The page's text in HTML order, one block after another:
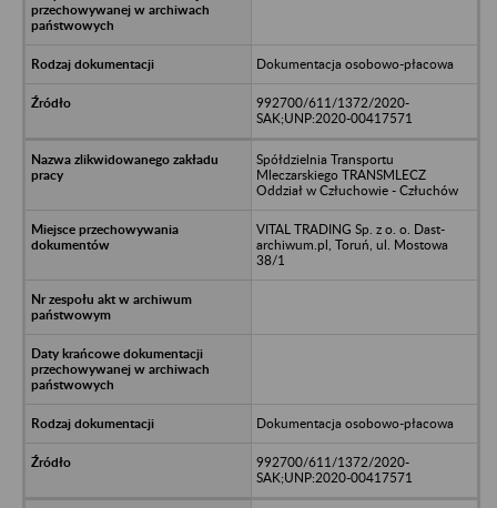
Dokumentacja osobowo-płacowa
992700/611/1372/2020-
SAK;UNP:2020-00417571
Spółdzielnia Transportu
Mleczarskiego TRANSMLECZ
Oddział w Człuchowie - Człuchów
VITAL TRADING Sp. z o. o. Dast-
archiwum.pl, Toruń, ul. Mostowa
38/1
Dokumentacja osobowo-płacowa
992700/611/1372/2020-
SAK;UNP:2020-00417571